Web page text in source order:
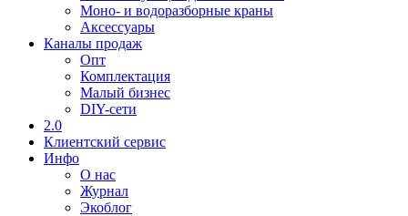
Моно- и водоразборные краны
Аксессуары
Каналы продаж
Опт
Комплектация
Малый бизнес
DIY-сети
2.0
Клиентский сервис
Инфо
О нас
Журнал
Экоблог